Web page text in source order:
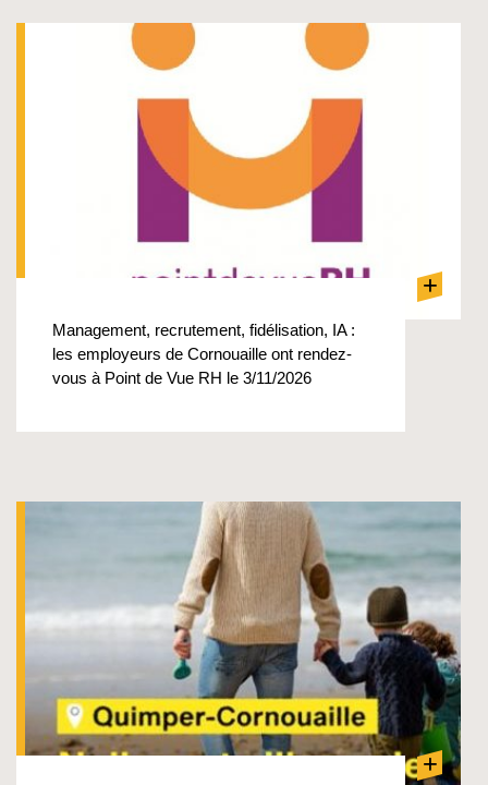
+
Management, recrutement, fidélisation, IA :
les employeurs de Cornouaille ont rendez-
vous à Point de Vue RH le 3/11/2026
+